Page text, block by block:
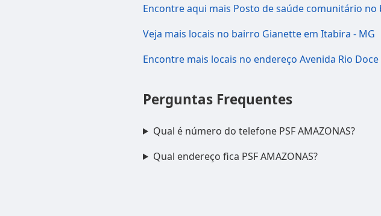
Encontre aqui mais Posto de saúde comunitário
Veja mais locais no bairro Gianette em Itabira - MG
Encontre mais locais no endereço Avenida Rio
Perguntas Frequentes
Qual é número do telefone PSF AMAZONAS?
Qual endereço fica PSF AMAZONAS?